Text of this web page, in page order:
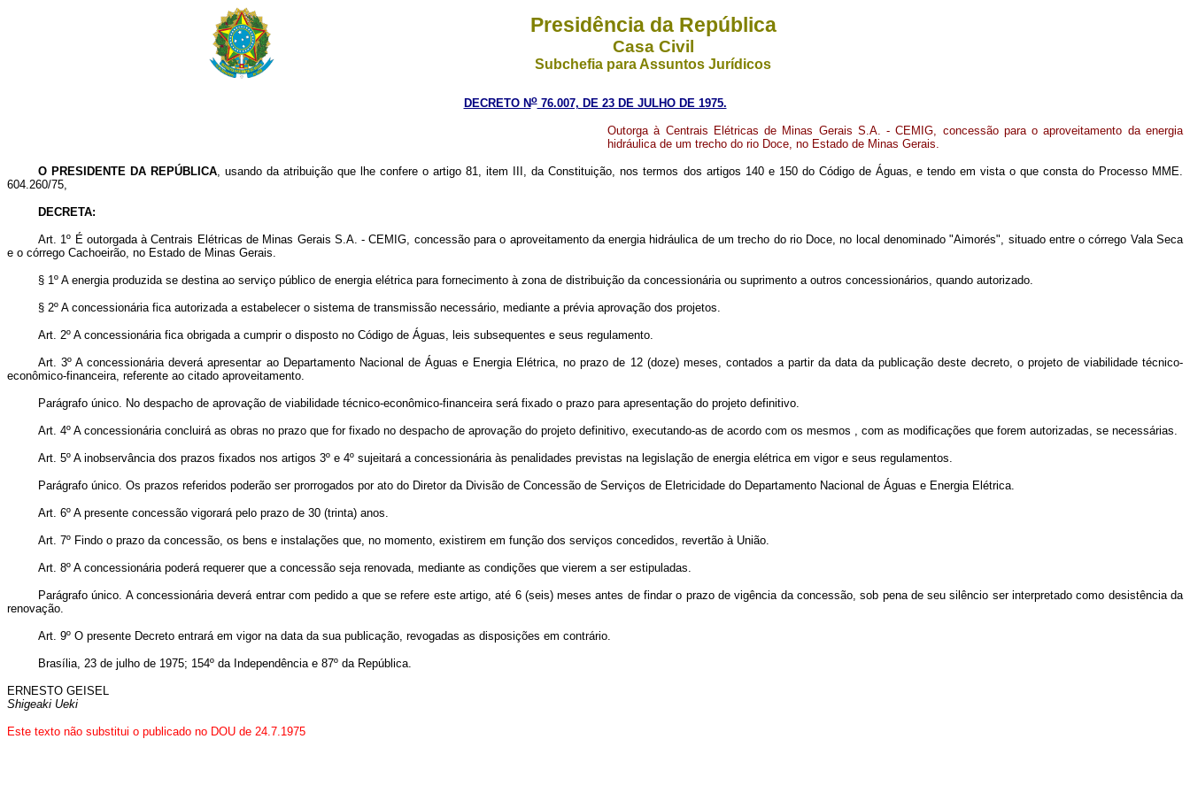
Presidência da República
Casa Civil
Subchefia para Assuntos Jurídicos
DECRETO No76.007, DE 23 DE JULHO DE 1975.
Outorga à Centrais Elétricas de Minas Gerais S.A. - CEMIG, concessão para o aproveitamento da energia
hidráulica de um trecho do rio Doce, no Estado de Minas Gerais.
O PRESIDENTE DA REPÚBLICA, usando da atribuição que lhe confere o artigo 81, item III, da Constituição, nos termos dos artigos 140 e 150 do Código de Águas, e tendo em vista o que consta do Processo MME.
604.260/75,
DECRETA:
Art. 1º É outorgada à Centrais Elétricas de Minas Gerais S.A. - CEMIG, concessão para o aproveitamento da energia hidráulica de um trecho do rio Doce, no local denominado "Aimorés", situado entre o córrego Vala Seca
e o córrego Cachoeirão, no Estado de Minas Gerais.
§ 1º A energia produzida se destina ao serviço público de energia elétrica para fornecimento à zona de distribuição da concessionária ou suprimento a outros concessionários, quando autorizado.
§ 2º A concessionária fica autorizada a estabelecer o sistema de transmissão necessário, mediante a prévia aprovação dos projetos.
Art. 2º A concessionária fica obrigada a cumprir o disposto no Código de Águas, leis subsequentes e seus regulamento.
Art. 3º A concessionária deverá apresentar ao Departamento Nacional de Águas e Energia Elétrica, no prazo de 12 (doze) meses, contados a partir da data da publicação deste decreto, o projeto de viabilidade técnico-
econômico-financeira, referente ao citado aproveitamento.
Parágrafo único. No despacho de aprovação de viabilidade técnico-econômico-financeira será fixado o prazo para apresentação do projeto definitivo.
Art. 4º A concessionária concluirá as obras no prazo que for fixado no despacho de aprovação do projeto definitivo, executando-as de acordo com os mesmos , com as modificações que forem autorizadas, se necessárias.
Art. 5º A inobservância dos prazos fixados nos artigos 3º e 4º sujeitará a concessionária às penalidades previstas na legislação de energia elétrica em vigor e seus regulamentos.
Parágrafo único. Os prazos referidos poderão ser prorrogados por ato do Diretor da Divisão de Concessão de Serviços de Eletricidade do Departamento Nacional de Águas e Energia Elétrica.
Art. 6º A presente concessão vigorará pelo prazo de 30 (trinta) anos.
Art. 7º Findo o prazo da concessão, os bens e instalações que, no momento, existirem em função dos serviços concedidos, revertão à União.
Art. 8º A concessionária poderá requerer que a concessão seja renovada, mediante as condições que vierem a ser estipuladas.
Parágrafo único. A concessionária deverá entrar com pedido a que se refere este artigo, até 6 (seis) meses antes de findar o prazo de vigência da concessão, sob pena de seu silêncio ser interpretado como desistência da
renovação.
Art. 9º O presente Decreto entrará em vigor na data da sua publicação, revogadas as disposições em contrário.
Brasília, 23 de julho de 1975; 154º da Independência e 87º da República.
ERNESTO GEISEL
Shigeaki Ueki
Este texto não substitui o publicado no DOU de 24.7.1975